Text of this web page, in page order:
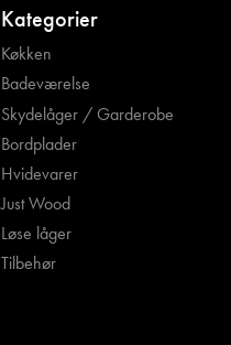
Kategorier
Køkken
Badeværelse
Skydelåger / Garderobe
Bordplader
Hvidevarer
Just Wood
Løse låger
Tilbehør